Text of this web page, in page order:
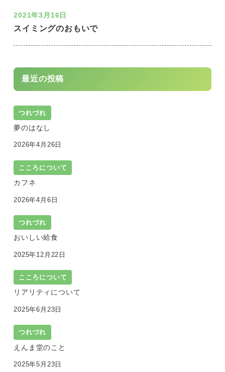
スイミングのおもいで
2021年3月16日
最近の投稿
つれづれ
夢のはなし
2026年4月26日
こころについて
カフネ
2026年4月6日
つれづれ
おいしい給食
2025年12月22日
こころについて
リアリティについて
2025年6月23日
つれづれ
えんま堂のこと
2025年5月23日